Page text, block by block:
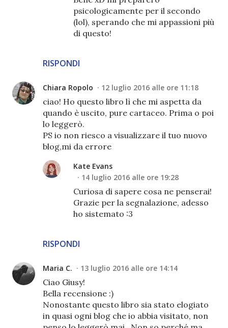
RISPONDI
psicologicamente per il secondo
(lol), sperando che mi appassioni più
di questo!
Chiara Ropolo 12 luglio 2016 alle ore 11:18
ciao! Ho questo libro lì che mi aspetta da
quando è uscito, pure cartaceo. Prima o poi
lo leggerò.
PS io non riesco a visualizzare il tuo nuovo
blog,mi da errore
RISPONDI
Kate Evans
14 luglio 2016 alle ore 19:28
Curiosa di sapere cosa ne penserai!
Grazie per la segnalazione, adesso
ho sistemato :3
Maria C. 13 luglio 2016 alle ore 14:14
Ciao Giusy!
Bella recensione :)
Nonostante questo libro sia stato elogiato
in quasi ogni blog che io abbia visitato, non